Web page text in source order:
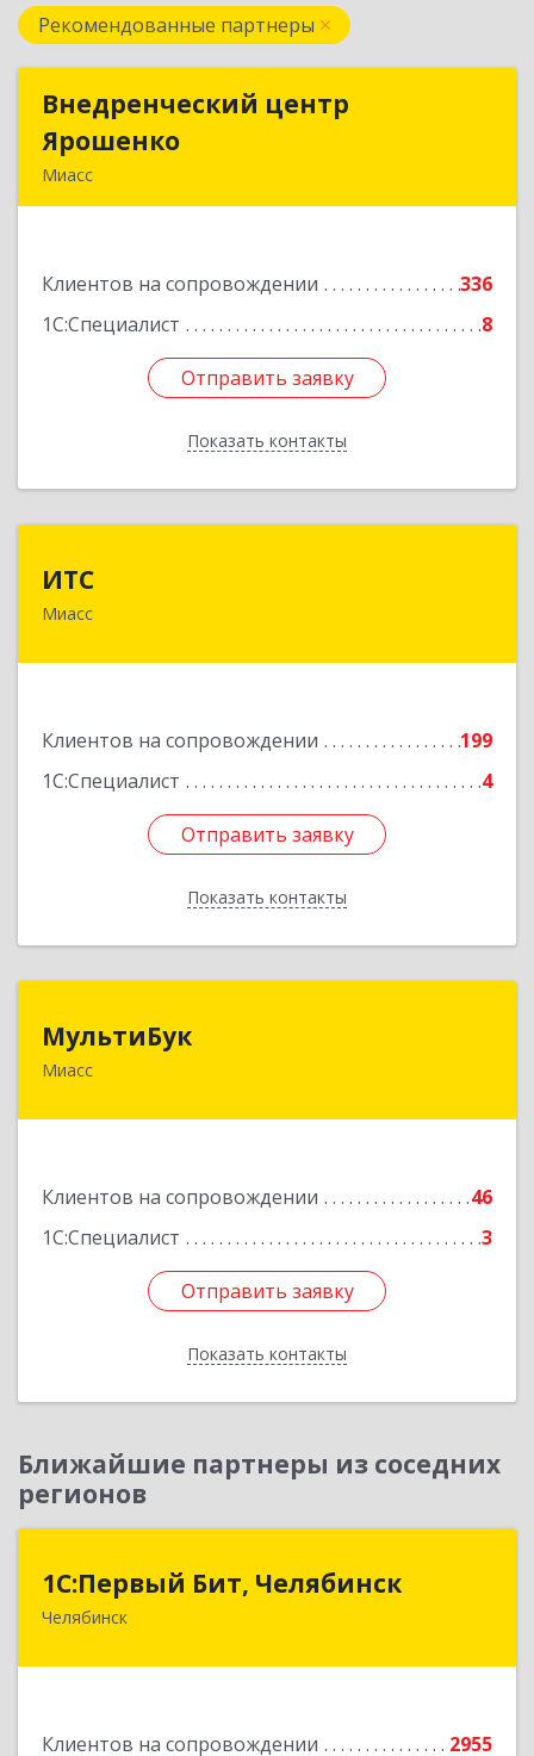
Рекомендованные партнеры
Внедренческий центр
Ярошенко
Миасс
Клиентов на сопровождении
336
1С:Специалист
8
Отправить заявку
Показать контакты
Внедренческий центр
Подробнее
Отправить заявку
Назад
ИТС
Миасс
Клиентов на сопровождении
199
1С:Специалист
4
Отправить заявку
Показать контакты
456300, Челябинская обл, Миасс г, Романенко
Отправить заявку
Назад
МультиБук
Миасс
Клиентов на сопровождении
46
1С:Специалист
3
Отправить заявку
Показать контакты
456318, Челябинская обл, Миасс г, Жуковского
Отправить заявку
Назад
Ближайшие партнеры из соседних
регионов
1С:Первый Бит, Челябинск
Челябинск
Клиентов на сопровождении 2955
1С:Первый Бит, Челябинск